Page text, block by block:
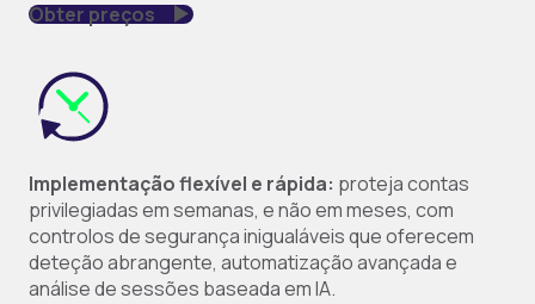
Obter preços
Implementação flexível e rápida: proteja contas
privilegiadas em semanas, e não em meses, com
controlos de segurança inigualáveis que oferecem
deteção abrangente, automatização avançada e
análise de sessões baseada em IA.